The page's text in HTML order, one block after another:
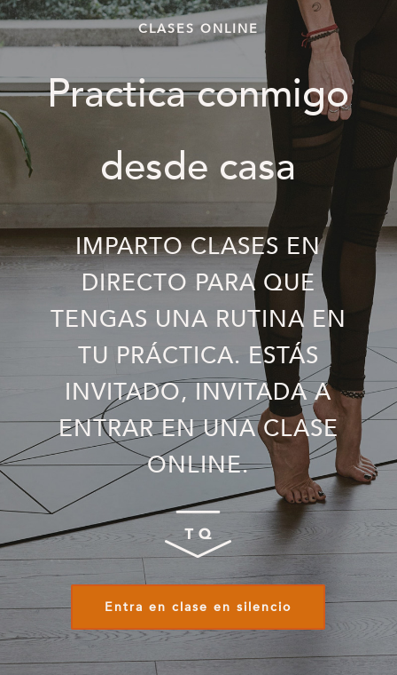
CLASES ONLINE
Practica conmigo
desde casa
IMPARTO CLASES EN
DIRECTO PARA QUE
TENGAS UNA RUTINA EN
TU PRÁCTICA. ESTÁS
INVITADO, INVITADA A
ENTRAR EN UNA CLASE
ONLINE.
Entra en clase en silencio